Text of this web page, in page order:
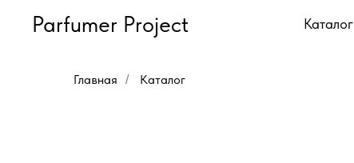
Parfumer Project Каталог
Главная / Каталог